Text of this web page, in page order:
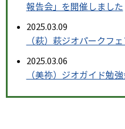
報告会」を開催しました
2025.03.09
（萩）萩ジオパークフ
2025.03.06
（美祢）ジオガイド勉